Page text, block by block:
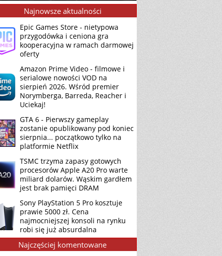
Najnowsze aktualności
Epic Games Store - nietypowa
przygodówka i ceniona gra
kooperacyjna w ramach darmowej
oferty
Amazon Prime Video - filmowe i
serialowe nowości VOD na
sierpień 2026. Wśród premier
Norymberga, Barreda, Reacher i
Uciekaj!
GTA 6 - Pierwszy gameplay
zostanie opublikowany pod koniec
sierpnia... początkowo tylko na
platformie Netflix
TSMC trzyma zapasy gotowych
procesorów Apple A20 Pro warte
miliard dolarów. Wąskim gardłem
jest brak pamięci DRAM
Sony PlayStation 5 Pro kosztuje
prawie 5000 zł. Cena
najmocniejszej konsoli na rynku
robi się już absurdalna
Najczęściej komentowane